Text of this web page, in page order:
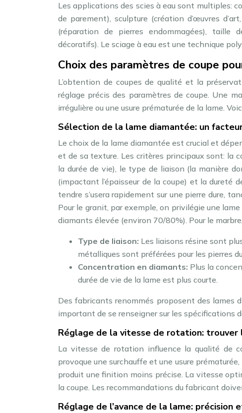
Les applications des scies à eau sont multiples:
de parement), sculpture (création d’œuvres
(réparation de pierres endommagées), taille
décoratifs). Le sciage à eau est une technique
Choix des paramètres de coupe
L’obtention de coupes de qualité et la
réglage précis des paramètres de coupe. Une
irrégulière ou une usure prématurée de la lame.
Sélection de la lame diamantée: un
Le choix de la lame diamantée est crucial et
et de sa texture. Les critères principaux sont: la
la durée de vie), le type de liaison (la manière
(impactant l’épaisseur de la coupe) et la dureté
tendre s’usera rapidement sur une pierre dure,
Pour le granit, par exemple, on privilégie une
diamants élevée (environ 70/80%). Pour le
Type de liaison: Les liaisons résine sont
métalliques sont préférées pour les pierres
Concentration en diamants: Plus la
durée de vie de la lame est plus courte.
Des fabricants renommés proposent des lames
important de se renseigner sur les spécifications
Réglage de la vitesse de rotation: trouver
La vitesse de rotation influence la qualité de
provoque une surchauffe et une usure
produit une finition moins précise. La vitesse
la coupe. Les recommandations du fabricant
Réglage de l’avance de la lame: précision